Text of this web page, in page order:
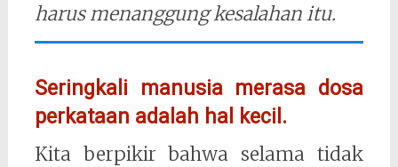
harus menanggung kesalahan itu.
Seringkali manusia merasa dosa
perkataan adalah hal kecil.
Kita berpikir bahwa selama tidak